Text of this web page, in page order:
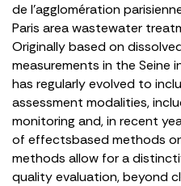
de l’agglomération
Paris area wastewater
Originally based on
measurements in the Seine
has regularly evolved to
assessment modalities,
monitoring and, in recent
of effectsbased methods or
methods allow for a
quality evaluation, beyond